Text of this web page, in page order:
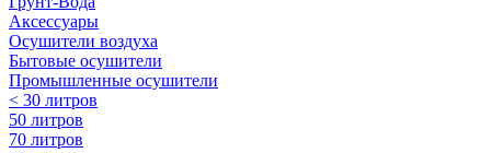
Аксессуары
Осушители воздуха
Бытовые осушители
Промышленные осушители
< 30 литров
50 литров
70 литров